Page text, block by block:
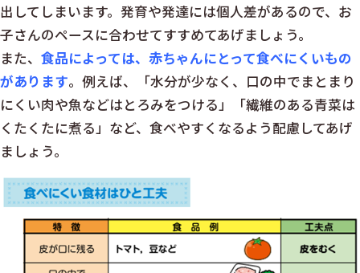
出してしまいます。発育や発達には個人差があるので、お
子さんのペースに合わせてすすめてあげましょう。
また、 食品によっては、赤ちゃんにとって食べにくいもの
があります。例えば、「水分が少なく、口の中でまとまり
にくい肉や魚などはとろみをつける」「繊維のある青菜は
くたくたに煮る」など、食べやすくなるよう配慮してあげ
ましょう。